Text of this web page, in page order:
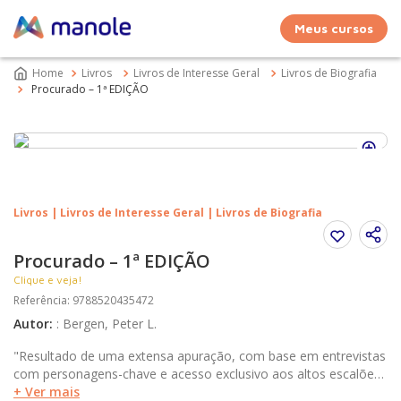
Meus cursos
Livros Livros de Interesse Geral
Livros de Biografia
Procurado – 1ª EDIÇÃO
Livros | Livros de Interesse Geral | Livros de Biografia
Procurado – 1ª EDIÇÃO
Clique e veja!
Referência: 9788520435472
Autor: : Bergen, Peter L.
"Resultado de uma extensa apuração, com base em entrevistas
com personagens-chave e acesso exclusivo aos altos escalões
da Casa Branca, da CIA e das autoridades paquistanesas,
+ Ver mais